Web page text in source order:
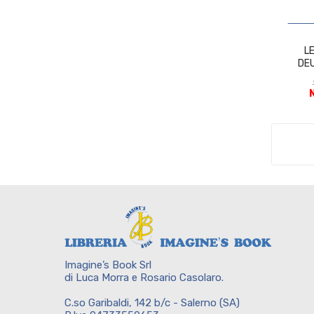
Imagine’s Book Srl
di Luca Morra e Rosario Casolaro.
C.so Garibaldi, 142 b/c - Salerno (SA)